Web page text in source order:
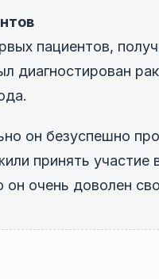
пациентов,
диагностирован
он безуспешно
принять участие
он очень доволен